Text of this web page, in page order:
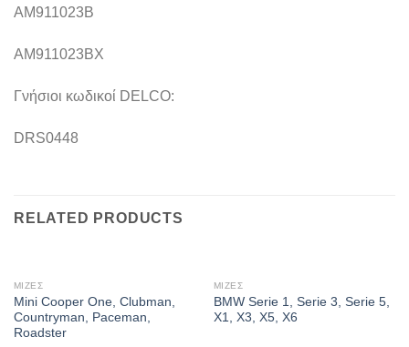
AM911023B
AM911023BX
Γνήσιοι κωδικοί DELCO:
DRS0448
RELATED PRODUCTS
ΜΙΖΕΣ
Mini Cooper One, Clubman,
Countryman, Paceman,
Roadster
ΜΙΖΕΣ
BMW Serie 1, Serie 3, Serie 5,
X1, X3, X5, X6